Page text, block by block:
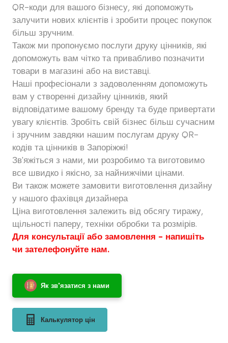
QR-коди для вашого бізнесу, які допоможуть
залучити нових клієнтів і зробити процес покупок
більш зручним.
Також ми пропонуємо послуги друку цінників, які
допоможуть вам чітко та привабливо позначити
товари в магазині або на виставці.
Наші професіонали з задоволенням допоможуть
вам у створенні дизайну цінників, який
відповідатиме вашому бренду та буде привертати
увагу клієнтів. Зробіть свій бізнес більш сучасним
і зручним завдяки нашим послугам друку QR-
кодів та цінників в Запоріжжі!
Зв'яжіться з нами, ми розробимо та виготовимо
все швидко і якісно, за найнижчіми цінами.
Ви також можете замовити виготовлення дизайну
у нашого фахівця дизайнера
Ціна виготовлення залежить від обсягу тиражу,
щільності паперу, техніки обробки та розмірів.
Для консультації або замовлення - напишіть
чи зателефонуйте нам.
Як зв'язатися з нами
Калькулятор цін